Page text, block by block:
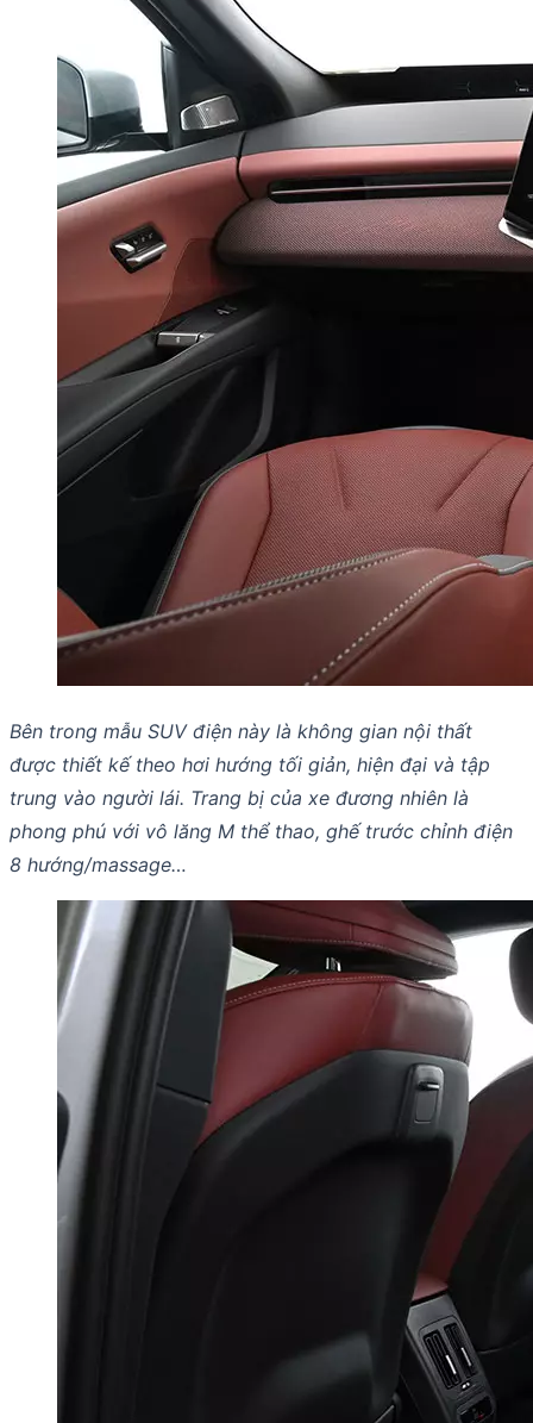
Bên trong mẫu SUV điện này là không gian nội thất
được thiết kế theo hơi hướng tối giản, hiện đại và tập
trung vào người lái. Trang bị của xe đương nhiên là
phong phú với vô lăng M thể thao, ghế trước chỉnh điện
8 hướng/massage…